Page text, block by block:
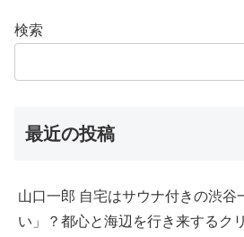
検索
最近の投稿
山口一郎 自宅はサウナ付きの渋谷
い」？都心と海辺を行き来するク